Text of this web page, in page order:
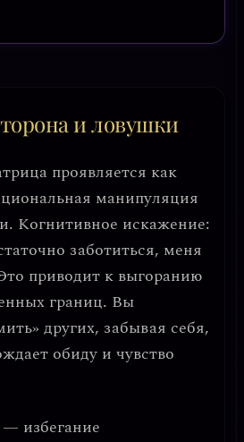
и ловушки
проявляется как
манипуляция
. Когнитивное искажение:
заботиться, меня
приводит к выгоранию
границ. Вы
других, забывая себя,
обиду и чувство
— избегание